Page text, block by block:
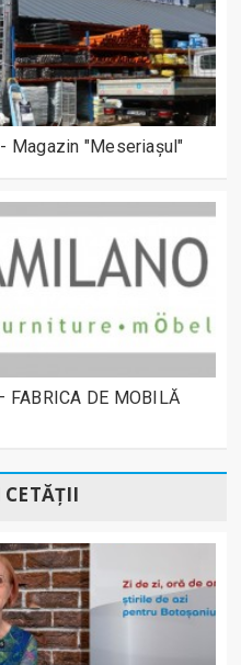
Magazin "Meseriașul"
FABRICA DE MOBILĂ